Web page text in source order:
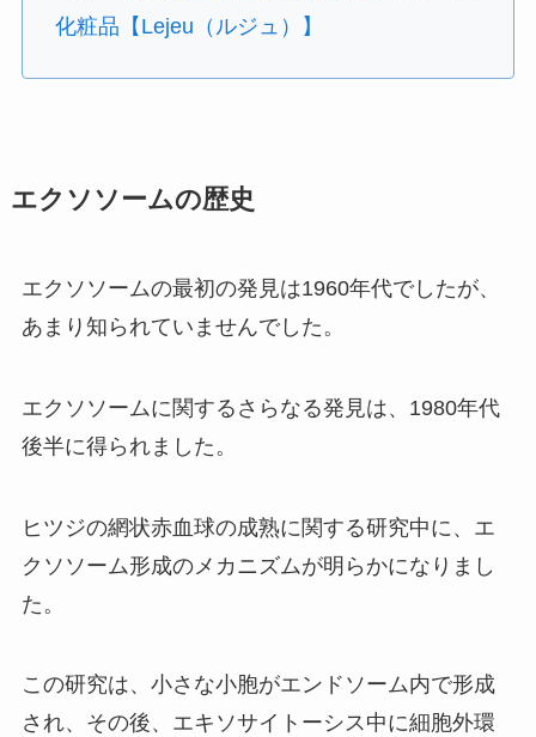
化粧品【Lejeu（ルジュ）】
エクソソームの歴史
エクソソームの最初の発見は1960年代でしたが、
あまり知られていませんでした。
エクソソームに関するさらなる発見は、1980年代
後半に得られました。
ヒツジの網状赤血球の成熟に関する研究中に、エ
クソソーム形成のメカニズムが明らかになりまし
た。
この研究は、小さな小胞がエンドソーム内で形成
され、その後、エキソサイトーシス中に細胞外環